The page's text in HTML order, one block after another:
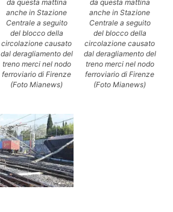
da questa mattina
anche in Stazione
Centrale a seguito
del blocco della
circolazione causato
dal deragliamento del
treno merci nel nodo
ferroviario di Firenze
(Foto Mianews)
da questa mattina
anche in Stazione
Centrale a seguito
del blocco della
circolazione causato
dal deragliamento del
treno merci nel nodo
ferroviario di Firenze
(Foto Mianews)